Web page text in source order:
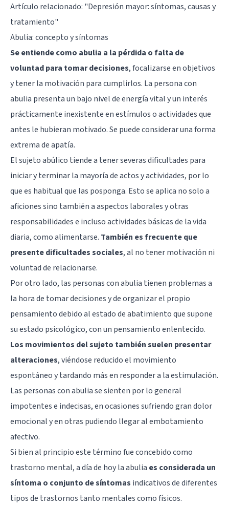
Artículo relacionado: "Depresión mayor: síntomas, causas y
tratamiento"
Abulia: concepto y síntomas
Se entiende como abulia a la pérdida o falta de
voluntad para tomar decisiones, focalizarse en objetivos
y tener la motivación para cumplirlos. La persona con
abulia presenta un bajo nivel de energía vital y un interés
prácticamente inexistente en estímulos o actividades que
antes le hubieran motivado. Se puede considerar una forma
extrema de apatía.
El sujeto abúlico tiende a tener severas dificultades para
iniciar y terminar la mayoría de actos y actividades, por lo
que es habitual que las posponga. Esto se aplica no solo a
aficiones sino también a aspectos laborales y otras
responsabilidades e incluso actividades básicas de la vida
diaria, como alimentarse. También es frecuente que
presente dificultades sociales, al no tener motivación ni
voluntad de relacionarse.
Por otro lado, las personas con abulia tienen problemas a
la hora de tomar decisiones y de organizar el propio
pensamiento debido al estado de abatimiento que supone
su estado psicológico, con un pensamiento enlentecido.
Los movimientos del sujeto también suelen presentar
alteraciones, viéndose reducido el movimiento
espontáneo y tardando más en responder a la estimulación.
Las personas con abulia se sienten por lo general
impotentes e indecisas, en ocasiones sufriendo grandolor
emocionaly en otras pudiendo llegar al embotamiento
afectivo.
Si bien al principio este término fue concebido como
trastorno mental, a día de hoy la abulia es considerada un
síntoma o conjunto de síntomas indicativos de diferentes
tipos de trastornos tanto mentales como físicos.